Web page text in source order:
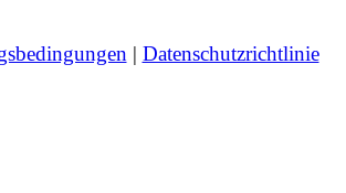
| Datenschutzrichtlinie